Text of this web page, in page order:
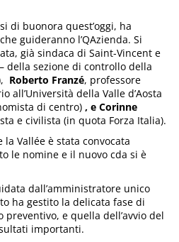
di buonora quest’oggi, ha
guideranno l’QAzienda. Si
già sindaca di Saint-Vincent e
della sezione di controllo della
Roberto Franzé, professore
all’Università della Valle d’Aosta
di centro), e Corinne
e civilista (in quota Forza Italia).
la Vallée è stata convocata
le nomine e il nuovo cda si è
dall’amministratore unico
ha gestito la delicata fase di
e quella dell’avvio del
importanti.